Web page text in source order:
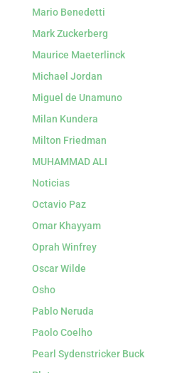
Mario Benedetti
Mark Zuckerberg
Maurice Maeterlinck
Michael Jordan
Miguel de Unamuno
Milan Kundera
Milton Friedman
MUHAMMAD ALI
Noticias
Octavio Paz
Omar Khayyam
Oprah Winfrey
Oscar Wilde
Osho
Pablo Neruda
Paolo Coelho
Pearl Sydenstricker Buck